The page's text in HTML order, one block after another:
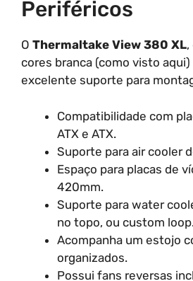
Periféricos
O Thermaltake View 380 XL,
cores branca (como visto
excelente suporte para
Compatibilidade com
ATX e ATX.
Suporte para air cooler
Espaço para placas de
420mm.
Suporte para water
no topo, ou custom
Acompanha um estojo
organizados.
Possui fans reversas